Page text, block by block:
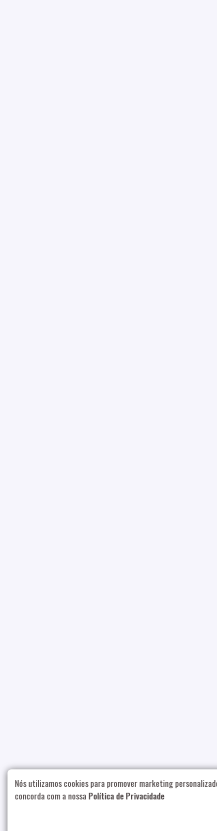
Nós utilizamos cookies para promover marketing
concorda com a nossaPolítica de Privacidade